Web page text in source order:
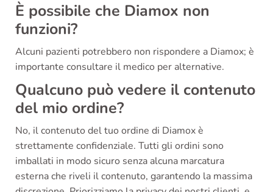
È possibile che Diamox non
funzioni?
Alcuni pazienti potrebbero non rispondere a Diamox; è
importante consultare il medico per alternative.
Qualcuno può vedere il contenuto
del mio ordine?
No, il contenuto del tuo ordine di Diamox è
strettamente confidenziale. Tutti gli ordini sono
imballati in modo sicuro senza alcuna marcatura
esterna che riveli il contenuto, garantendo la massima